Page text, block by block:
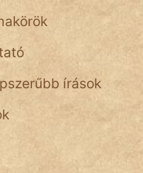
írások